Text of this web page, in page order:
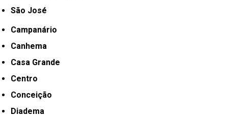
São José
Campanário
Canhema
Casa Grande
Centro
Conceição
Diadema